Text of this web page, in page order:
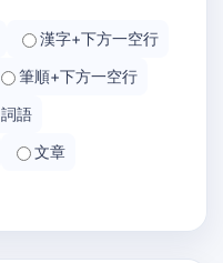
漢字+下方一空行
筆順+下方一空行
詞語
文章